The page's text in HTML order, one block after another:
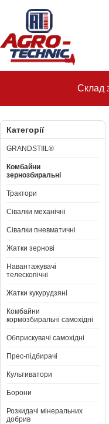
Склад
Категорії
GRANDSTIIL®
Комбайни
зернозбиральні
Трактори
Сівалки механічні
Сівалки пневматичні
Жатки зернові
Навантажувачі
телескопічні
Жатки кукурудзяні
Комбайни
кормозбиральні самохідні
Обприскувачі самохідні
Прес-підбирачі
Культиватори
Борони
Розкидачі мінеральних
добрив